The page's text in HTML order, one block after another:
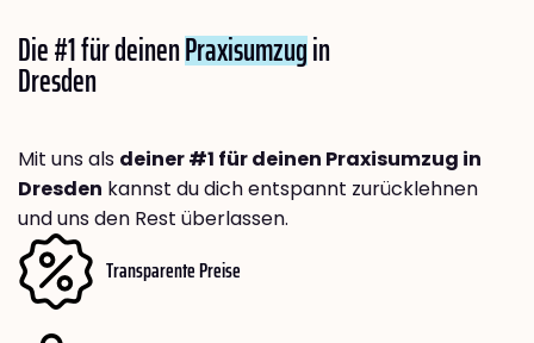
Die #1 für deinenPraxisumzugin
Dresden
Mit uns als deiner #1 für deinen Praxisumzug in
Dresden kannst du dich entspannt zurücklehnen
und uns den Rest überlassen.
Transparente Preise